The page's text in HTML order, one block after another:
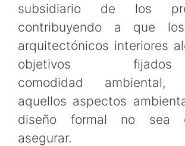
subsidiario de los
contribuyendo a que
arquitectónicos interiores
objetivos
comodidad ambiental,
aquellos aspectos
diseño formal no sea
asegurar.